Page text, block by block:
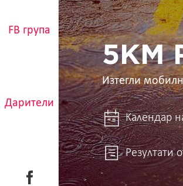
FB група
Дарители
RUN
в
ръцете
ти
5KM
Изтегли
Календар
Резултати